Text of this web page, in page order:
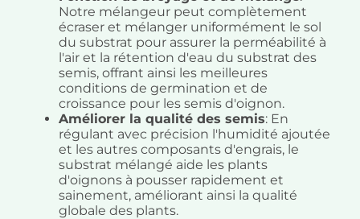
Notre mélangeur peut complètement
écraser et mélanger uniformément le sol
du substrat pour assurer la perméabilité à
l'air et la rétention d'eau du substrat des
semis, offrant ainsi les meilleures
conditions de germination et de
croissance pour les semis d'oignon.
Améliorer la qualité des semis: En
régulant avec précision l'humidité ajoutée
et les autres composants d'engrais, le
substrat mélangé aide les plants
d'oignons à pousser rapidement et
sainement, améliorant ainsi la qualité
globale des plants.